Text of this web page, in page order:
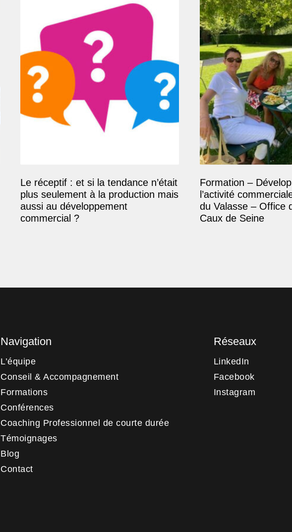
Le réceptif : et si la tendance n’était
plus seulement à la production mais
aussi au développement
commercial ?
Formation –
l’activité
du Valasse – Office
Caux de Seine
Navigation
L’équipe
Conseil & Accompagnement
Formations
Conférences
Coaching Professionnel de courte durée
Témoignages
Blog
Contact
Réseaux
LinkedIn
Facebook
Instagram